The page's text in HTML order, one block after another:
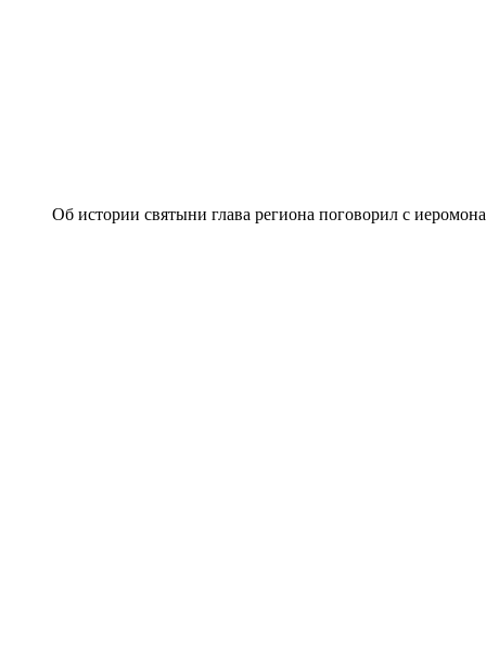
Об истории святыни глава региона поговорил с